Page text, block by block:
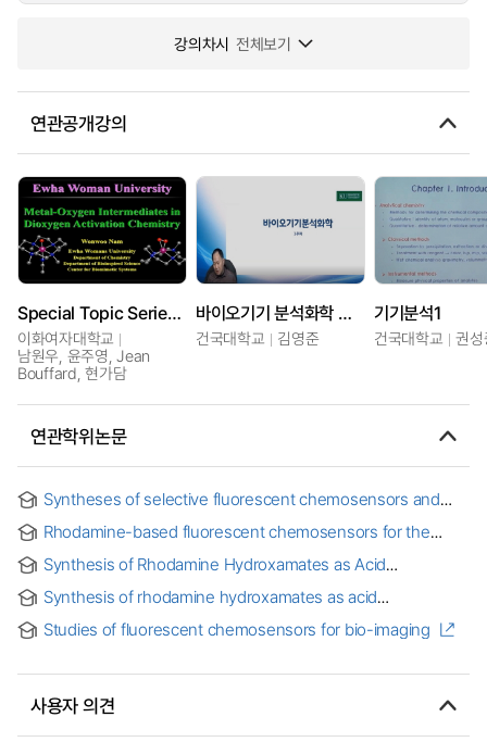
강의차시 전체보기
연관공개강의
Special Topic Series in Chemistry
이화여자대학교
남원우, 윤주영, Jean
Bouffard, 현가담
바이오기기 분석화학 및 실험
건국대학교 김영준
기기분석1
건국대학교 권
연관학위논문
Syntheses of selective fluorescent chemosensors and
complexation
Rhodamine-based fluorescent chemosensors for the
Synthesis of Rhodamine Hydroxamates as Acid
Carbon Dioxide Reductions : 로다민 하이드록사메이트
(rhodamine hydroxamates)유도체를 기반으로 하는 형광센서
연구와 이산화탄소의 광환원반응에 응용할 수 있는 분자 촉매의
Synthesis of rhodamine hydroxamates as acid
carbon dioxide reductions
Studies of fluorescent chemosensors for bio-imaging
사용자 의견